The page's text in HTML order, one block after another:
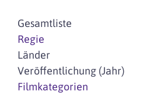
Gesamtliste
Regie
Länder
Veröffentlichung (Jahr)
Filmkategorien